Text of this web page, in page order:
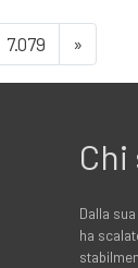
7.079 »
Dalla
ha